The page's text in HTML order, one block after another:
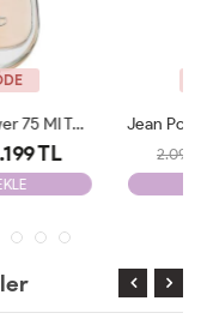
4 AL 3 ÖDE
Jean Poul La Belle Le Parfum Edp 100 ML Woman Tester
TL
SEPETE EKLE